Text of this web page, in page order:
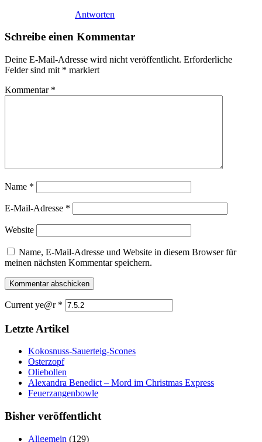
Antworten
Schreibe einen Kommentar
Deine E-Mail-Adresse wird nicht veröffentlicht. Erforderliche
Felder sind mit * markiert
Kommentar *
Name *
E-Mail-Adresse *
Website
Name, E-Mail-Adresse und Website in diesem Browser für
meinen nächsten Kommentar speichern.
Current ye@r *
Letzte Artikel
Kokosnuss-Sauerteig-Scones
Osterzopf
Oliebollen
Alexandra Benedict – Mord im Christmas Express
Feuerzangenbowle
Bisher veröffentlicht
Allgemein (129)